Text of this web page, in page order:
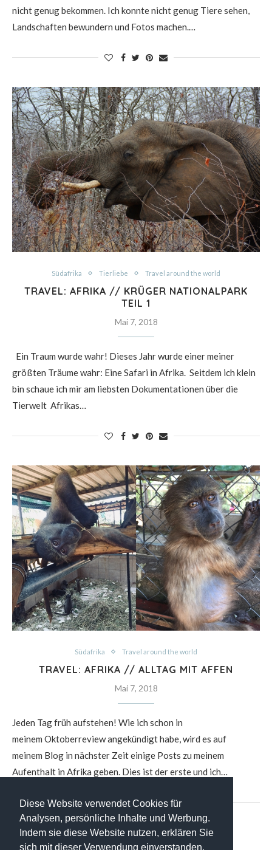
Diese Website verwendet Cookies für
Analysen, persönliche Inhalte und Werbung.
Indem sie diese Website nutzen, erklären Sie
sich mit dieser Verwendung einverstanden.
nicht genug bekommen. Ich konnte nicht genug Tiere sehen,
Landschaften bewundern und Fotos machen.…
Südafrika Tierliebe Travel around the world
TRAVEL: AFRIKA // KRÜGER NATIONALPARK
TEIL 1
Mai 7, 2018
Ein Traum wurde wahr! Dieses Jahr wurde einer meiner
größten Träume wahr: Eine Safari in Afrika. Seitdem ich klein
bin schaue ich mir am liebsten Dokumentationen über die
Tierwelt Afrikas…
Südafrika Travel around the world
TRAVEL: AFRIKA // ALLTAG MIT AFFEN
Mai 7, 2018
Jeden Tag früh aufstehen! Wie ich schon in
meinem Oktoberreview angekündigt habe, wird es auf
meinem Blog in nächster Zeit einige Posts zu meinem
Aufenthalt in Afrika geben. Dies ist der erste und ich…